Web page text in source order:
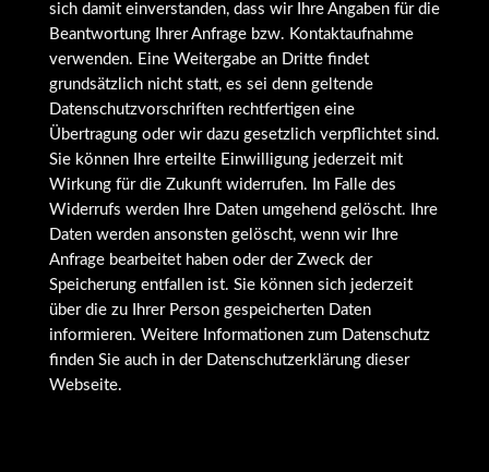
sich damit einverstanden, dass wir Ihre Angaben für die
Beantwortung Ihrer Anfrage bzw. Kontaktaufnahme
verwenden. Eine Weitergabe an Dritte findet
grundsätzlich nicht statt, es sei denn geltende
Datenschutzvorschriften rechtfertigen eine
Übertragung oder wir dazu gesetzlich verpflichtet sind.
Sie können Ihre erteilte Einwilligung jederzeit mit
Wirkung für die Zukunft widerrufen. Im Falle des
Widerrufs werden Ihre Daten umgehend gelöscht. Ihre
Daten werden ansonsten gelöscht, wenn wir Ihre
Anfrage bearbeitet haben oder der Zweck der
Speicherung entfallen ist. Sie können sich jederzeit
über die zu Ihrer Person gespeicherten Daten
informieren. Weitere Informationen zum Datenschutz
finden Sie auch in der Datenschutzerklärung dieser
Webseite.